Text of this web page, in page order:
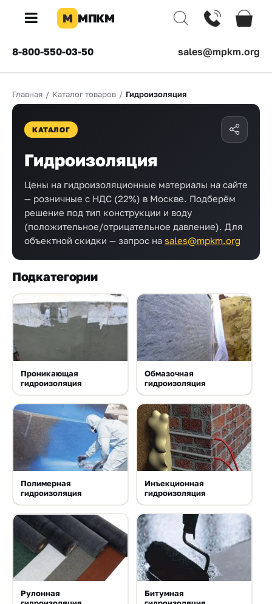
×
КОМПАНИЯ
компании
Доставка
Оплата
Каталог
товаров
Прайс-
Проектировщикам
Калькуляторы
Контакты
8
800
550-
03-
50
sales@mpkm.org
М МПКМ
8-800-550-03-50 sales@mpkm.org
Главная / Каталог товаров / Гидроизоляция
КАТАЛОГ
Гидроизоляция
Цены на гидроизоляционные материалы на сайте
— розничные с НДС (22%) в Москве. Подберём
решение под тип конструкции и воду
(положительное/отрицательное давление). Для
объектной скидки — запрос на sales@mpkm.org
Подкатегории
Проникающая
гидроизоляция
Обмазочная
гидроизоляция
Полимерная
гидроизоляция
Инъекционная
гидроизоляция
Рулонная
Битумная